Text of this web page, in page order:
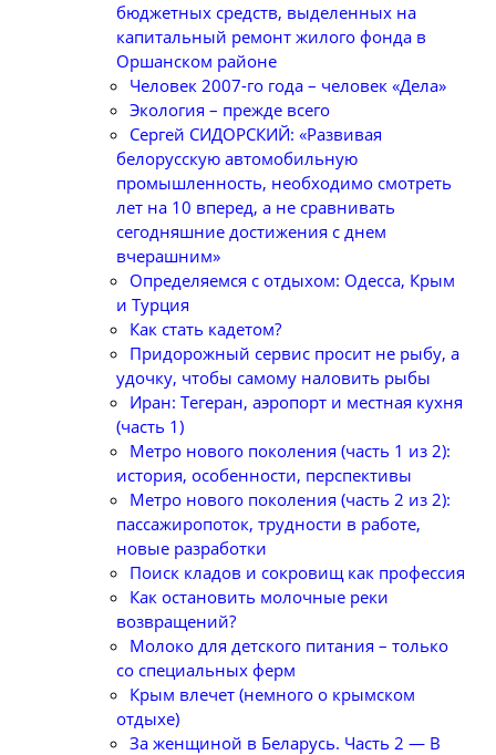
бюджетных средств, выделенных на
капитальный ремонт жилого фонда в
Оршанском районе
Человек 2007-го года – человек «Дела»
Экология – прежде всего
Сергей СИДОРСКИЙ: «Развивая
белорусскую автомобильную
промышленность, необходимо смотреть
лет на 10 вперед, а не сравнивать
сегодняшние достижения с днем
вчерашним»
Определяемся с отдыхом: Одесса, Крым
и Турция
Как стать кадетом?
Придорожный сервис просит не рыбу, а
удочку, чтобы самому наловить рыбы
Иран: Тегеран, аэропорт и местная кухня
(часть 1)
Метро нового поколения (часть 1 из 2):
история, особенности, перспективы
Метро нового поколения (часть 2 из 2):
пассажиропоток, трудности в работе,
новые разработки
Поиск кладов и сокровищ как профессия
Как остановить молочные реки
возвращений?
Молоко для детского питания – только
со специальных ферм
Крым влечет (немного о крымском
отдыхе)
За женщиной в Беларусь. Часть 2 — В